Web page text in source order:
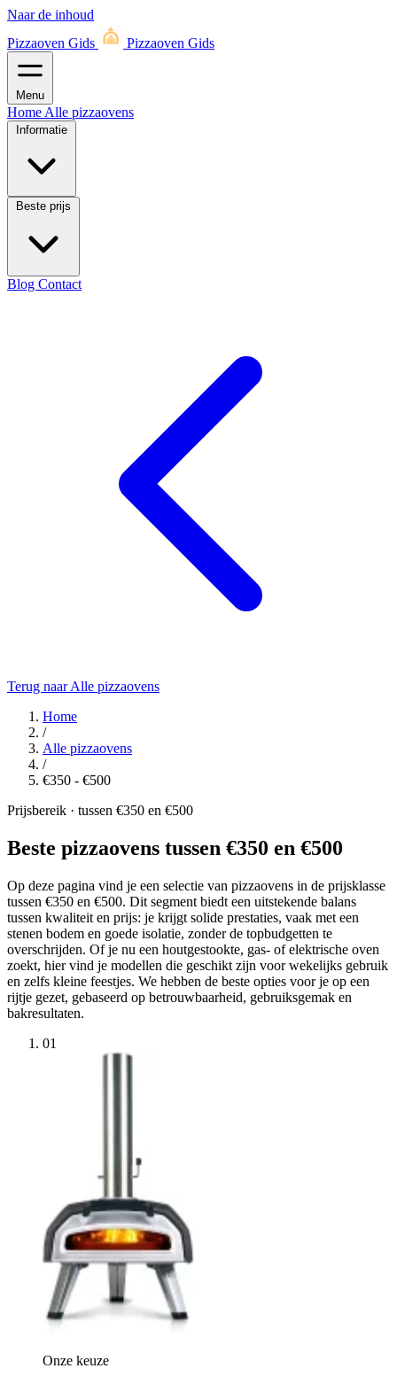
Naar de inhoud
Pizzaoven Gids
Pizzaoven Gids
Menu
Home Alle pizzaovens
Informatie
Beste prijs
Blog Contact
Terug naar Alle pizzaovens
Home
/
Alle pizzaovens
/
€350 - €500
Prijsbereik · tussen €350 en €500
Beste pizzaovens tussen €350 en €500
Op deze pagina vind je een selectie van pizzaovens in de prijsklasse
tussen €350 en €500. Dit segment biedt een uitstekende balans
tussen kwaliteit en prijs: je krijgt solide prestaties, vaak met een
stenen bodem en goede isolatie, zonder de topbudgetten te
overschrijden. Of je nu een houtgestookte, gas- of elektrische oven
zoekt, hier vind je modellen die geschikt zijn voor wekelijks gebruik
en zelfs kleine feestjes. We hebben de beste opties voor je op een
rijtje gezet, gebaseerd op betrouwbaarheid, gebruiksgemak en
bakresultaten.
01
Onze keuze